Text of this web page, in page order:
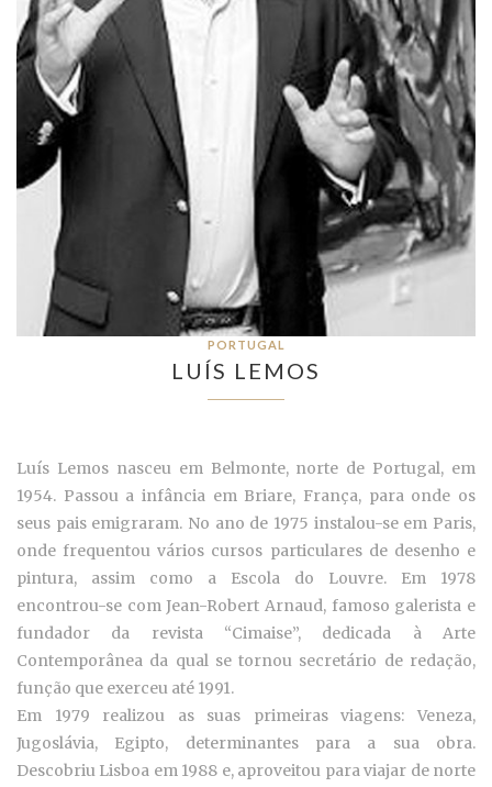
PORTUGAL
LUÍS LEMOS
Luís Lemos nasceu em Belmonte, norte de Portugal, em
1954. Passou a infância em Briare, França, para onde os
seus pais emigraram. No ano de 1975 instalou-se em Paris,
onde frequentou vários cursos particulares de desenho e
pintura, assim como a Escola do Louvre. Em 1978
encontrou-se com Jean-Robert Arnaud, famoso galerista e
fundador da revista “Cimaise”, dedicada à Arte
Contemporânea da qual se tornou secretário de redação,
função que exerceu até 1991.
Em 1979 realizou as suas primeiras viagens: Veneza,
Jugoslávia, Egipto, determinantes para a sua obra.
Descobriu Lisboa em 1988 e, aproveitou para viajar de norte